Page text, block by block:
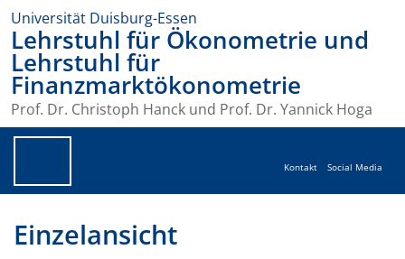
Universität Duisburg-Essen
Lehrstuhl für Ökonometrie und
Lehrstuhl für
Finanzmarktökonometrie
Prof. Dr. Christoph Hanck und Prof. Dr. Yannick Hoga
Kontakt Social Media
Einzelansicht